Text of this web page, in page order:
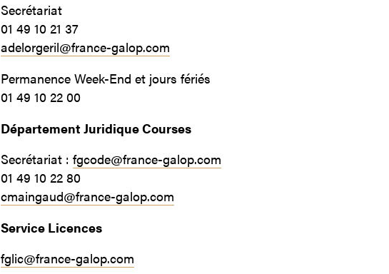
Secrétariat
01 49 10 21 37
adelorgeril@france-galop.com
Permanence Week-End et jours fériés
01 49 10 22 00
Département Juridique Courses
Secrétariat : fgcode@france-galop.com
01 49 10 22 80
cmaingaud@france-galop.com
Service Licences
fglic@france-galop.com